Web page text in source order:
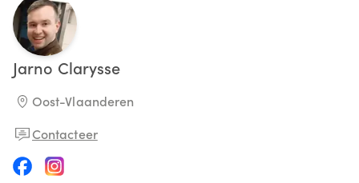
Jarno Clarysse
Oost-Vlaanderen
Contacteer